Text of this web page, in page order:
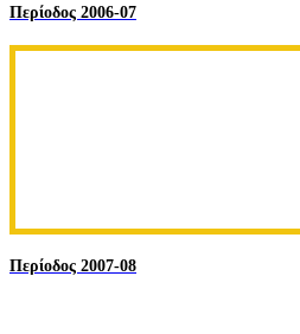
Περίοδος 2006-07
Περίοδος 2007-08